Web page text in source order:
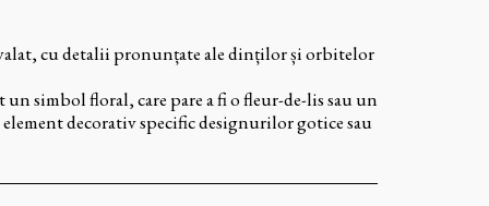
cu detalii pronunțate ale dinților și orbitelor
simbol floral, care pare a fi o fleur-de-lis sau un
decorativ specific designurilor gotice sau